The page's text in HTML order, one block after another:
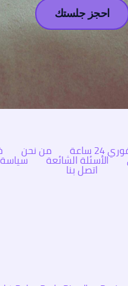
احجز جلستك
ساعة من نحن
الأسئلة الشائعة
اتصل بنا